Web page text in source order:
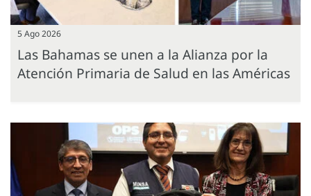
5 Ago 2026
Las Bahamas se unen a la Alianza por la
Atención Primaria de Salud en las Américas